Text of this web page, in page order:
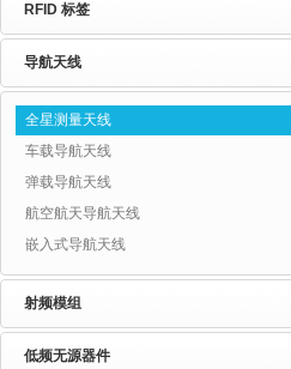
RFID 标签
导航天线
全星测量天线
车载导航天线
弹载导航天线
航空航天导航天线
嵌入式导航天线
射频模组
低频无源器件